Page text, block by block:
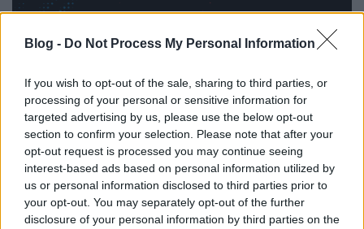
Blog - Do Not Process My Personal Information
If you wish to opt-out of the sale, sharing to third parties, or
processing of your personal or sensitive information for
targeted advertising by us, please use the below opt-out
section to confirm your selection. Please note that after your
opt-out request is processed you may continue seeing
interest-based ads based on personal information utilized by
us or personal information disclosed to third parties prior to
your opt-out. You may separately opt-out of the further
disclosure of your personal information by third parties on the